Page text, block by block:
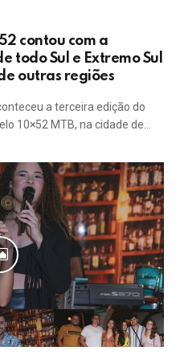
contou com a
todo Sul e Extremo Sul
outras regiões
a terceira edição do
10×52 MTB, na cidade de…